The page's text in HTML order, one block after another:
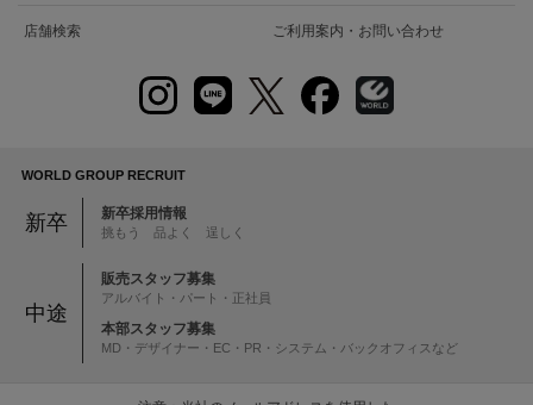
店舗検索 ご利用案内・お問い合わせ
WORLD GROUP RECRUIT
新卒 新卒採用情報
挑もう 品よく 逞しく
中途
販売スタッフ募集
アルバイト・パート・正社員
本部スタッフ募集
MD・デザイナー・EC・PR・システム・バックオフィスなど